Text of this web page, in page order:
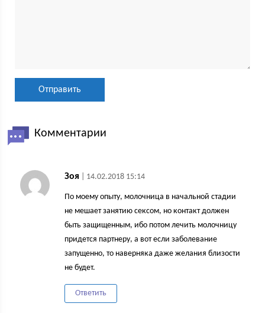
Комментарии
Зоя | 14.02.2018 15:14
По моему опыту, молочница в начальной стадии
не мешает занятию сексом, но контакт должен
быть защищенным, ибо потом лечить молочницу
придется партнеру, а вот если заболевание
запущенно, то наверняка даже желания близости
не будет.
Ответить